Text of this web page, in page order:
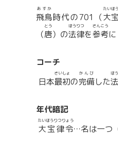
飛鳥
あすか
時代の701（大宝
たいほう
（唐
とう
）の法律
ほうりつ
を参考
さんこう
コーチ
日本最初
さいしょ
の完備
かんび
した
ほ
年代暗記
大宝律令
たいほうりつりょう
…名は一つ